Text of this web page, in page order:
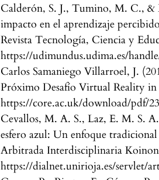
Calderón, S. J., Tumino, M. C., &
impacto en el aprendizaje
Revista Tecnología, Ciencia y
https://udimundus.udima.es/
Carlos Samaniego Villarroel, J.
Próximo Desafío Virtual Reality
https://core.ac.uk/download/pdf/
Cevallos, M. A. S., Laz, E. M. S.
esfero azul: Un enfoque
Arbitrada Interdisciplinaria
https://dialnet.unirioja.es/servlet/